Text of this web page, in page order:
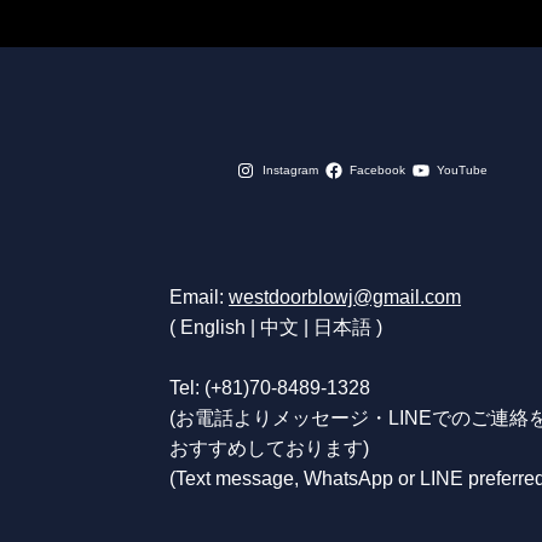
Instagram Facebook YouTube
Email:westdoorblowj@gmail.com
( English | 中文 | 日本語 )
Tel: (+81)70-8489-1328
(お電話よりメッセージ・LINEでのご連絡
おすすめしております)
(Text message, WhatsApp or LINE